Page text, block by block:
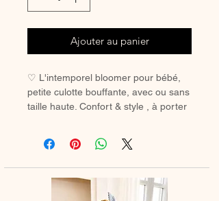
Ajouter au panier
♡ L'intemporel bloomer pour bébé,
petite culotte bouffante, avec ou sans
taille haute. Confort & style , à porter
♡ Petit Bloomer entièrement réalisé à
♡ Le délai de fabrication est de 7 à